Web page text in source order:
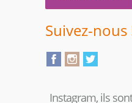
Suivez-nous
Instagram, ils